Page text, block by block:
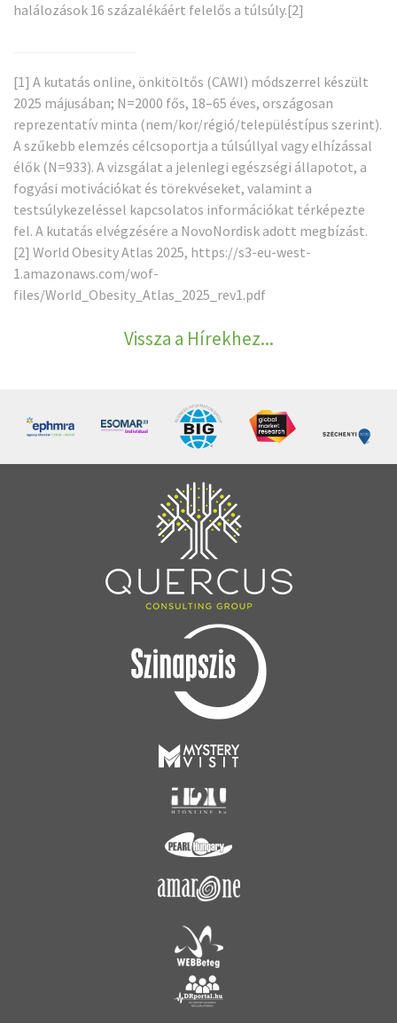
halálozások 16 százalékáért felelős a túlsúly.[2]
[1] A kutatás online, önkitöltős (CAWI) módszerrel készült
2025 májusában; N=2000 fős, 18–65 éves, országosan
reprezentatív minta (nem/kor/régió/településtípus szerint).
A szűkebb elemzés célcsoportja a túlsúllyal vagy elhízással
élők (N=933). A vizsgálat a jelenlegi egészségi állapotot, a
fogyási motivációkat és törekvéseket, valamint a
testsúlykezeléssel kapcsolatos információkat térképezte
fel. A kutatás elvégzésére a NovoNordisk adott megbízást.
[2] World Obesity Atlas 2025, https://s3-eu-west-
1.amazonaws.com/wof-
files/World_Obesity_Atlas_2025_rev1.pdf
Vissza a Hírekhez...